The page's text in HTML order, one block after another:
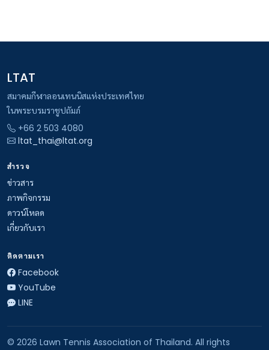
LTAT
สมาคมกีฬาลอนเทนนิสแห่งประเทศไทย
ในพระบรมราชูปถัมภ์
+66 2 503 4080
ltat_thai@ltat.org
สำรวจ
ข่าวสาร
ภาพกิจกรรม
ดาวน์โหลด
เกี่ยวกับเรา
ติดตามเรา
Facebook
YouTube
LINE
© 2026 Lawn Tennis Association of Thailand. All rights